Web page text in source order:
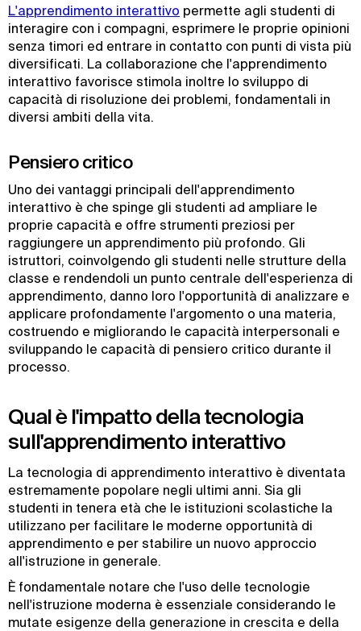
L'apprendimento interattivo permette agli studenti di
interagire con i compagni, esprimere le proprie opinioni
senza timori ed entrare in contatto con punti di vista più
diversificati. La collaborazione che l'apprendimento
interattivo favorisce stimola inoltre lo sviluppo di
capacità di risoluzione dei problemi, fondamentali in
diversi ambiti della vita.
Pensiero critico
Uno dei vantaggi principali dell'apprendimento
interattivo è che spinge gli studenti ad ampliare le
proprie capacità e offre strumenti preziosi per
raggiungere un apprendimento più profondo. Gli
istruttori, coinvolgendo gli studenti nelle strutture della
classe e rendendoli un punto centrale dell'esperienza di
apprendimento, danno loro l'opportunità di analizzare e
applicare profondamente l'argomento o una materia,
costruendo e migliorando le capacità interpersonali e
sviluppando le capacità di pensiero critico durante il
processo.
Qual è l'impatto della tecnologia
sull'apprendimento interattivo
La tecnologia di apprendimento interattivo è diventata
estremamente popolare negli ultimi anni. Sia gli
studenti in tenera età che le istituzioni scolastiche la
utilizzano per facilitare le moderne opportunità di
apprendimento e per stabilire un nuovo approccio
all'istruzione in generale.
È fondamentale notare che l'uso delle tecnologie
nell'istruzione moderna è essenziale considerando le
mutate esigenze della generazione in crescita e della